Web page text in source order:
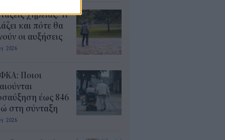
χηρείας: Τι
και πότε θα
οι αυξήσεις
2026
Ποιοι
έως 846
στη σύνταξη
2026